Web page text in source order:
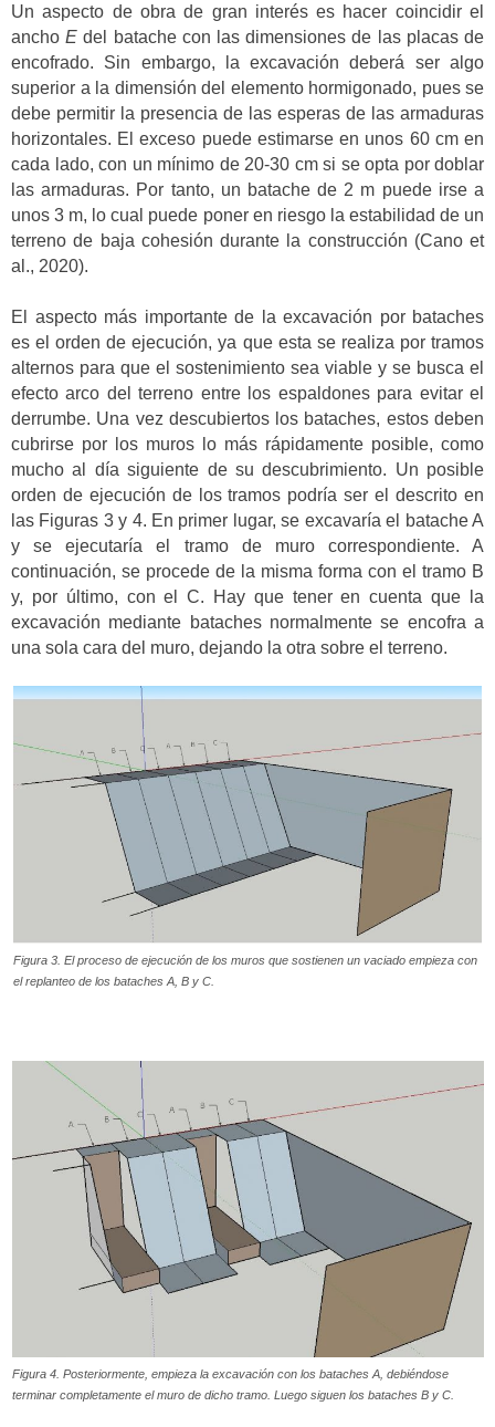
Un aspecto de obra de gran interés es hacer coincidir el
anchoE del batache con las dimensiones de las placas de
encofrado. Sin embargo, la excavación deberá ser algo
superior a la dimensión del elemento hormigonado, pues se
debe permitir la presencia de las esperas de las armaduras
horizontales. El exceso puede estimarse en unos 60 cm en
cada lado, con un mínimo de 20-30 cm si se opta por doblar
las armaduras. Por tanto, un batache de 2 m puede irse a
unos 3 m, lo cual puede poner en riesgo la estabilidad de un
terreno de baja cohesión durante la construcción (Cano et
al., 2020).
El aspecto más importante de la excavación por bataches
es el orden de ejecución, ya que esta se realiza por tramos
alternos para que el sostenimiento sea viable y se busca el
efecto arco del terreno entre los espaldones para evitar el
derrumbe. Una vez descubiertos los bataches, estos deben
cubrirse por los muros lo más rápidamente posible, como
mucho al día siguiente de su descubrimiento. Un posible
orden de ejecución de los tramos podría ser el descrito en
las Figuras 3 y 4. En primer lugar, se excavaría el batache A
y se ejecutaría el tramo de muro correspondiente. A
continuación, se procede de la misma forma con el tramo B
y, por último, con el C. Hay que tener en cuenta que la
excavación mediante bataches normalmente se encofra a
una sola cara del muro, dejando la otra sobre el terreno.
Figura 3. El proceso de ejecución de los muros que sostienen un vaciado empieza con
el replanteo de los bataches A, B y C.
Figura 4. Posteriormente, empieza la excavación con los bataches A, debiéndose
terminar completamente el muro de dicho tramo. Luego siguen los bataches B y C.